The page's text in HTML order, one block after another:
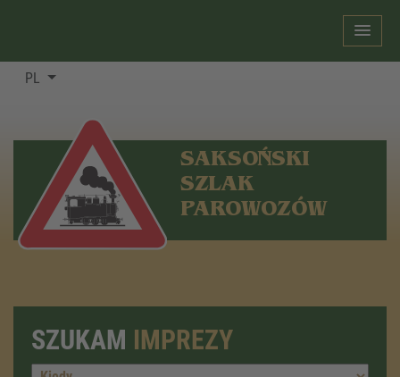
PL
SAKSOŃSKI
SZLAK
PAROWOZÓW
SZUKAM IMPREZY